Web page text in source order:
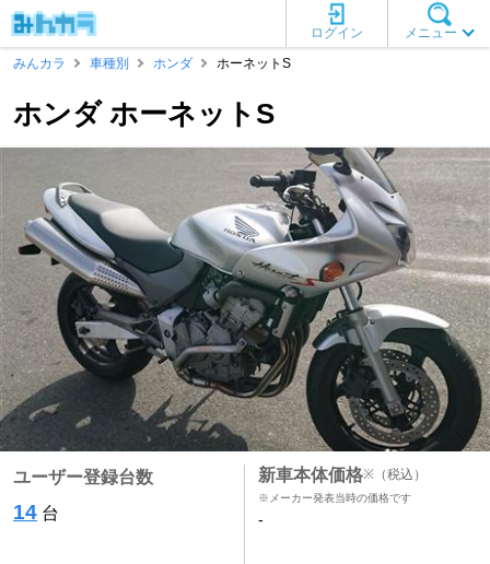
メニュー
ログイン
みんカラ
車種別 ホンダ ホーネットS
ホンダ ホーネットS
ユーザー登録台数
14 台
新車本体価格※ （税込）
※メーカー発表当時の価格です
-